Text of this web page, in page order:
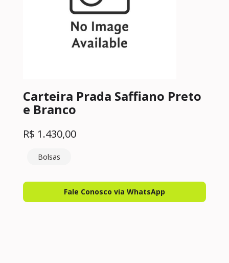
Carteira Prada Saffiano Preto
e Branco
R$ 1.430,00
Bolsas
Fale Conosco via WhatsApp